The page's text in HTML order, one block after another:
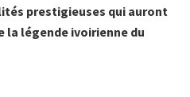
prestigieuses qui auront
la légende ivoirienne du